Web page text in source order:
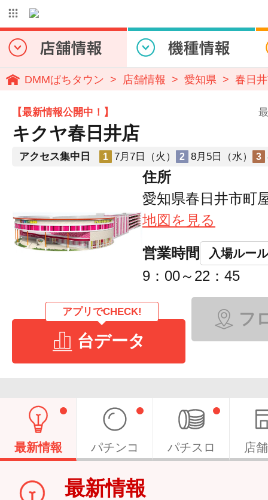
DMMぱちタウン 店舗情報 愛知県 春日
【最新情報公開中！】
キクヤ春日井店
アクセス集中日 1 7月7日（火） 2 8月5日（水） 3
住所
愛知県春日井市町
地図を見る
営業時間 入場ルール
9：00～22：45
アプリでCHECK!
台データ
フ
最新情報 パチンコ パチスロ 店
最新情報